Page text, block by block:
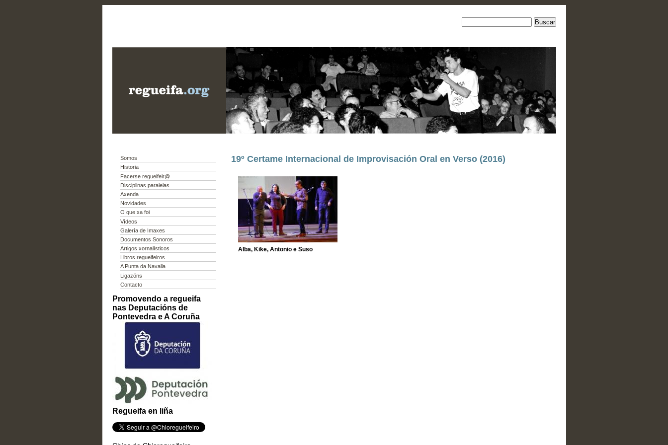
Somos
Historia
Facerse regueifeir@
Disciplinas paralelas
Axenda
Novidades
O que xa foi
Vídeos
Galería de Imaxes
Documentos Sonoros
Artigos xornalísticos
Libros regueifeiros
A Punta da Navalla
Ligazóns
Contacto
Promovendo a regueifa
nas Deputacións de
Pontevedra e A Coruña
Regueifa en liña
19º Certame Internacional de Improvisación Oral en Verso (2016)
Alba, Kike, Antonio e Suso